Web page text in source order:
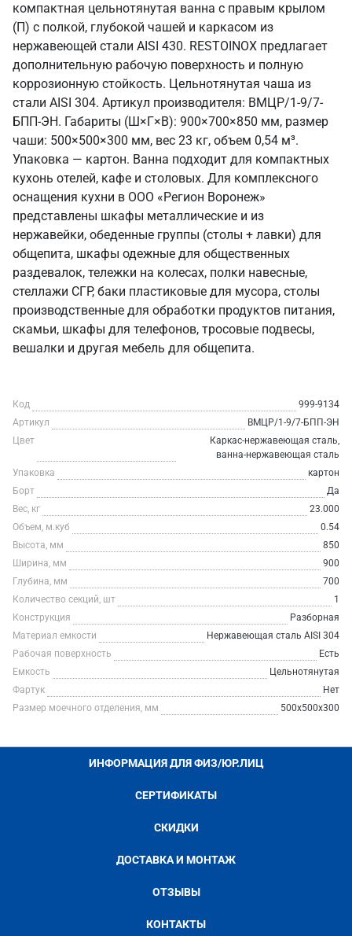
компактная цельнотянутая ванна с правым крылом
(П) с полкой, глубокой чашей и каркасом из
нержавеющей стали AISI 430. RESTOINOX предлагает
дополнительную рабочую поверхность и полную
коррозионную стойкость. Цельнотянутая чаша из
стали AISI 304. Артикул производителя: ВМЦР/1-9/7-
БПП-ЭН. Габариты (Ш×Г×В): 900×700×850 мм, размер
чаши: 500×500×300 мм, вес 23 кг, объем 0,54 м³.
Упаковка — картон. Ванна подходит для компактных
кухонь отелей, кафе и столовых. Для комплексного
оснащения кухни в ООО «Регион Воронеж»
представлены шкафы металлические и из
нержавейки, обеденные группы (столы + лавки) для
общепита, шкафы одежные для общественных
раздевалок, тележки на колесах, полки навесные,
стеллажи СГР, баки пластиковые для мусора, столы
производственные для обработки продуктов питания,
скамьи, шкафы для телефонов, тросовые подвесы,
вешалки и другая мебель для общепита.
Код
999-9134
Артикул
ВМЦР/1-9/7-БПП-ЭН
Цвет
Каркас-нержавеющая сталь,
ванна-нержавеющая сталь
Упаковка
картон
Борт
Да
Вес, кг
23.000
Объем, м.куб
0.54
Высота, мм
850
Ширина, мм
900
Глубина, мм
700
Количество секций, шт
1
Конструкция
Разборная
Материал емкости
Нержавеющая сталь AISI 304
Рабочая поверхность
Есть
Емкость
Цельнотянутая
Фартук
Нет
Размер моечного отделения, мм
500х500х300
ИНФОРМАЦИЯ ДЛЯ ФИЗ/ЮР.ЛИЦ
СЕРТИФИКАТЫ
СКИДКИ
ДОСТАВКА И МОНТАЖ
ОТЗЫВЫ
КОНТАКТЫ